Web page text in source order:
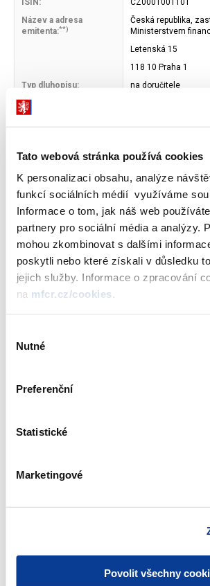
Tato webová stránka používá cookies
K personalizaci obsahu, analýze
funkcí sociálních médií využíváme
Informace o tom, jak náš web
partnery pro sociální média a analýzy.
mohou zkombinovat s dalšími
poskytli nebo které získali v důsledku
jejich služby. Informace o zpracování
na mfcr.cz/cookies.
souhlasu
Nutné
Preferenční
Statistické
Marketingové
Povolit všechny
ISIN:
CZ0001001101
Název a adresa
emitenta:**)
Česká republika,
Ministerstvem
Letenská 15
118 10 Praha 1
Typ dluhopisu:
na doručitele
Forma dluhopisu:
Celkový objem emise:
7 000 000 000 Kč
Nabízený objem do
aukce:
7 000 000 000 Kč
Datum emise:
28. 01. 2005
Uzávěrka příjmu
12:00
Způsob prodeje
dluhopisů:
holandská aukce
Způsob zadávání
**)Státní pokladniční poukázky jsou
Seznam přímých účastníků aukcí státních
Emisní podmínky státních pokladničních
Ministerstvo financí ČR